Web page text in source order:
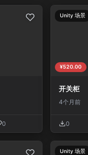
0
Unity 场景
¥520.00
开关柜
4个月前
0
Unity 场景